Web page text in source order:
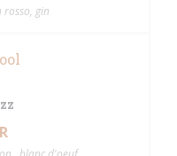
rosso, gin